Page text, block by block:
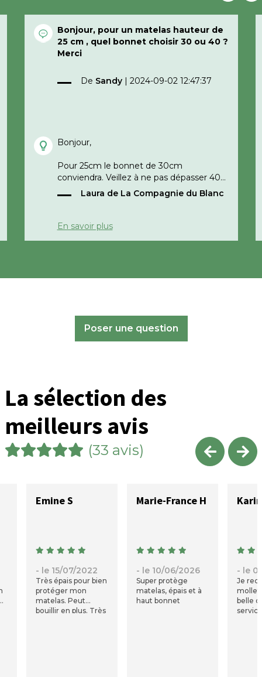
Bonjour, pour un matelas hauteur de
25 cm , quel bonnet choisir 30 ou 40 ?
Merci
De Sandy | 2024-09-02 12:47:37
Bonjour,
Pour 25cm le bonnet de 30cm
conviendra. Veillez à ne pas dépasser 40°
au lavage pour ne pas avoir un
rétrécissement trop important.
Bonne journée,
Laura de La Compagnie du Blanc
En savoir plus
Poser une question
La sélection des
meilleurs avis
(33 avis)
Emine S
- le 15/07/2022
Très épais pour bien
protéger mon
matelas. Peut
bouillir en plus. Très
Marie-France H
- le 10/06/2026
Super protège
matelas, épais et à
haut bonnet
- le
Je
belle